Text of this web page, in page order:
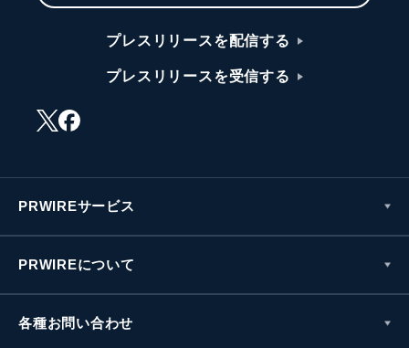
プレスリリースを配信する
プレスリリースを受信する
PRWIREサービス
PRWIREについて
各種お問い合わせ